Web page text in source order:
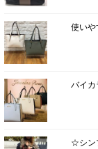
使い
バイ
☆シン